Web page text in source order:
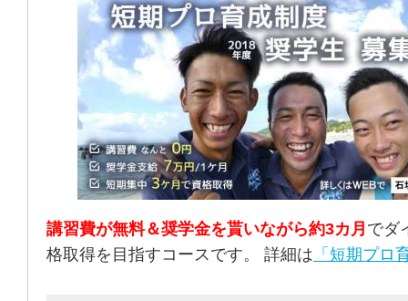
講習費が無料＆奨学金を貰いながら約3カ月 でダ
格取得を目指すコースです。 詳細は 「短期プロ